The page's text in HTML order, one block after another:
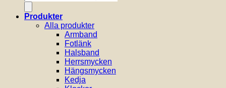
Produkter
Alla produkter
Armband
Fotlänk
Halsband
Herrsmycken
Hängsmycken
Kedja